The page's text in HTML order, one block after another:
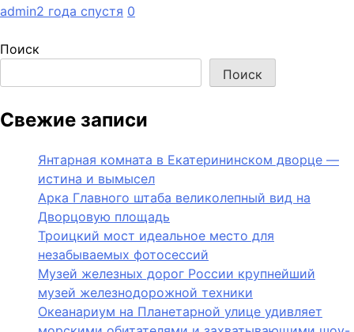
admin2 года спустя 0
Поиск
Поиск
Свежие записи
Янтарная комната в Екатерининском дворце —
истина и вымысел
Арка Главного штаба великолепный вид на
Дворцовую площадь
Троицкий мост идеальное место для
незабываемых фотосессий
Музей железных дорог России крупнейший
музей железнодорожной техники
Океанариум на Планетарной улице удивляет